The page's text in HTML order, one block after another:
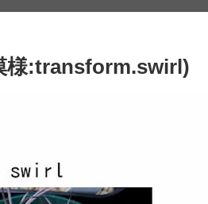
様:transform.swirl)